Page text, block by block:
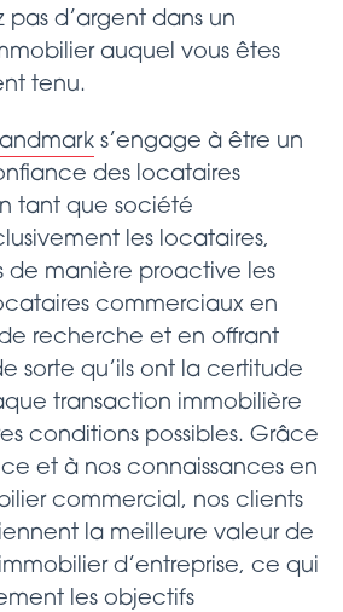
pas d’argent dans un
auquel vous êtes
tenu.
s’engage à être un
des locataires
tant que société
les locataires,
de manière proactive les
commerciaux en
recherche et en offrant
sorte qu’ils ont la certitude
transaction immobilière
conditions possibles. Grâce
et à nos connaissances en
commercial, nos clients
la meilleure valeur de
d’entreprise, ce qui
les objectifs